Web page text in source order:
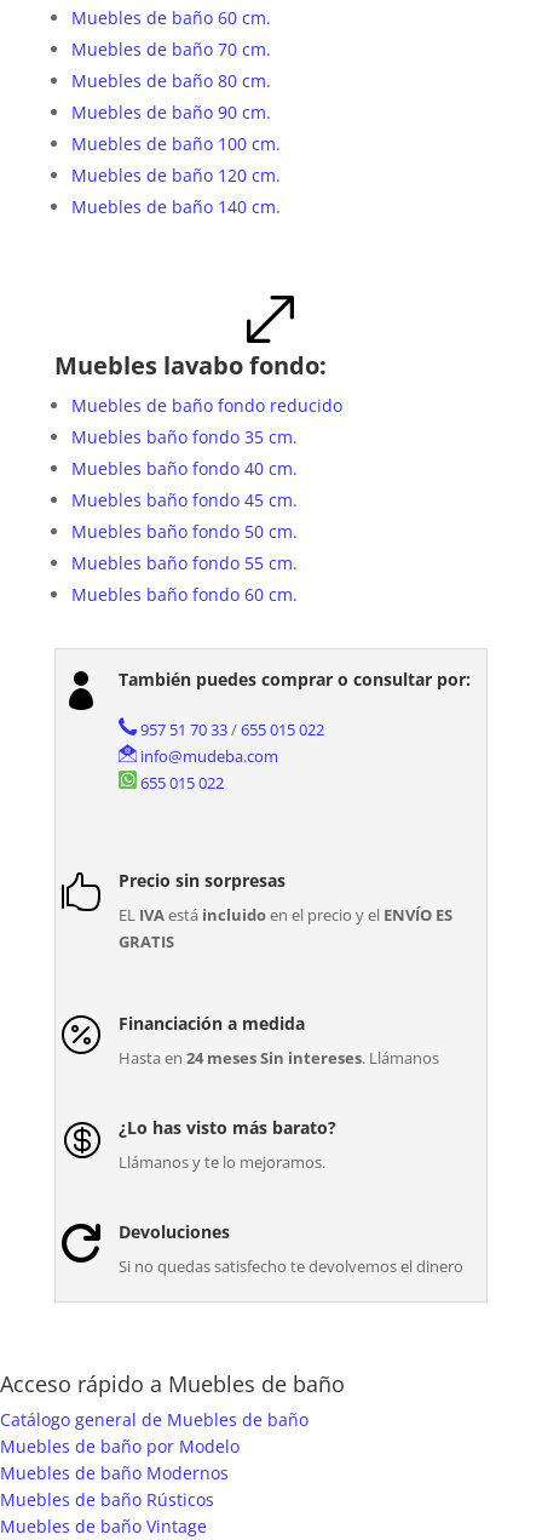
Muebles de baño 60 cm.
Muebles de baño 70 cm.
Muebles de baño 80 cm.
Muebles de baño 90 cm.
Muebles de baño 100 cm.
Muebles de baño 120 cm.
Muebles de baño 140 cm.
.
Muebles lavabo fondo:
Muebles de baño fondo reducido
Muebles baño fondo 35 cm.
Muebles baño fondo 40 cm.
Muebles baño fondo 45 cm.
Muebles baño fondo 50 cm.
Muebles baño fondo 55 cm.
Muebles baño fondo 60 cm.
 También puedes comprar o consultar por:
957 51 70 33/655 015 022
info@mudeba.com
655 015 022
 Precio sin sorpresas
EL IVAestá incluidoen el precio y el ENVÍO ES
GRATIS
 Financiación a medida
Hasta en 24 meses Sin intereses. Llámanos
 ¿Lo has visto más barato?
Llámanos y te lo mejoramos.
 Devoluciones
Si no quedas satisfecho te devolvemos el dinero
Acceso rápido a Muebles de baño
Catálogo general de Muebles de baño
Muebles de baño por Modelo
Muebles de baño Modernos
Muebles de baño Rústicos
Muebles de baño Vintage